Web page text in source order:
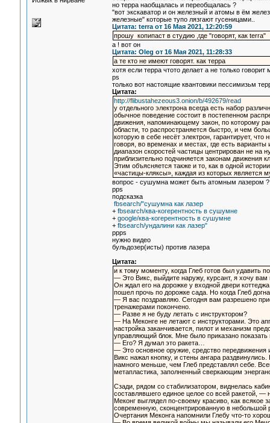
но терра наобщалась и переобщалась ?
"вот экскаватор и он железный и атомы в ём
железные" которые тупо лязгают гусеницами..
Цитата: terra от 16 Мая 2021, 12:20:59
прошу копипаст в студию ,где "говорят, как terra"
а ! вот он
Цитата: Oleg от 16 Мая 2021, 11:28:33
а те кто не имеют говорят. как терра
хотя если терра чтото делает а не только
ps
только вот настоящие квантовики пессимизьм
Цитата:
http://flibustahezeous3.onion/b/492679/read
у отдельного электрона всегда есть набор
обычное поведение состоит в постепенном
движения, напоминающему закон, по которому
области, то распространяется быстро, и чем
которую в себе несёт электрон, гарантирует,
говоря, во временах и местах, где есть
диапазон скоростей частицы центрирован не на
приблизительно подчиняется законам движения
Этим объясняется также и то, как в одной
«частицы-кляксы», каждая из которых является
вопрос - сушумна может быть атомным лазером ?
pps
подсказка
fbsearch/"сушумна как лазер
+ fbsearch/ква-когерентность в сушумне
+ google/ква-когерентность в сушумне
+ fbsearch/ундалини как лазер"
ppps
нужно видео
бульдозер(исты) против лазера
Цитата:
и к тому моменту, когда Глеб готов был удавить
— Это Викс, выйдите наружу, курсант, я хочу вам
Он ждал его на дорожке у входной двери
пошел прочь по дорожке сада. Но когда Глеб
— Я вас поздравляю. Сегодня вам разрешено
тренажерами покончено.
— Разве я не буду летать с инструктором?
— На Меконге не летают с инструкторами. Это
настройка заканчивается, пилот и механизм
управляющий блок. Мне было приказано показать
— Его? Я думал это ракета…
— Это основное оружие, средство передвижения
Викс нажал кнопку, и стены ангара
намного меньше, чем Глеб представлял себе.
метапластика, заполненный сверкающим
Сзади, рядом со стабилизатором, виднелась
составлявшего единое целое со всей ракетой, —
Меконг выглядел по-своему красиво, как
современную, сконцентрированную в
Очертания Меконга напомнили Глебу что-то